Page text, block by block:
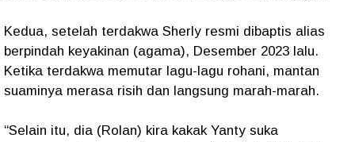
Kedua, setelah terdakwa Sherly resmi dibaptis alias
berpindah keyakinan (agama), Desember 2023 lalu.
Ketika terdakwa memutar lagu-lagu rohani, mantan
suaminya merasa risih dan langsung marah-marah.
“Selain itu, dia (Rolan) kira kakak Yanty suka